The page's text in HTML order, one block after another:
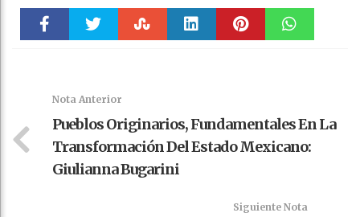
Nota Anterior
Pueblos Originarios, Fundamentales En La
Transformación Del Estado Mexicano:
Giulianna Bugarini
Siguiente Nota